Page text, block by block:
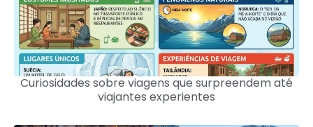
Curiosidades sobre viagens que surpreendem até
viajantes experientes